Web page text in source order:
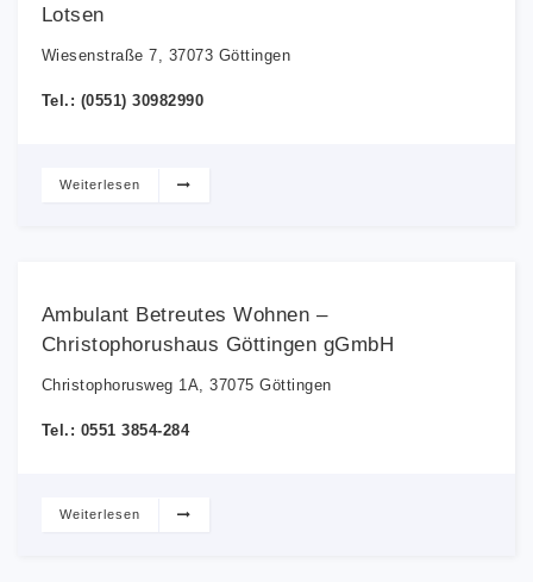
Lotsen
Wiesenstraße 7, 37073 Göttingen
Tel.: (0551) 30982990
Weiterlesen
Ambulant Betreutes Wohnen –
Christophorushaus Göttingen gGmbH
Christophorusweg 1A, 37075 Göttingen
Tel.: 0551 3854-284
Weiterlesen